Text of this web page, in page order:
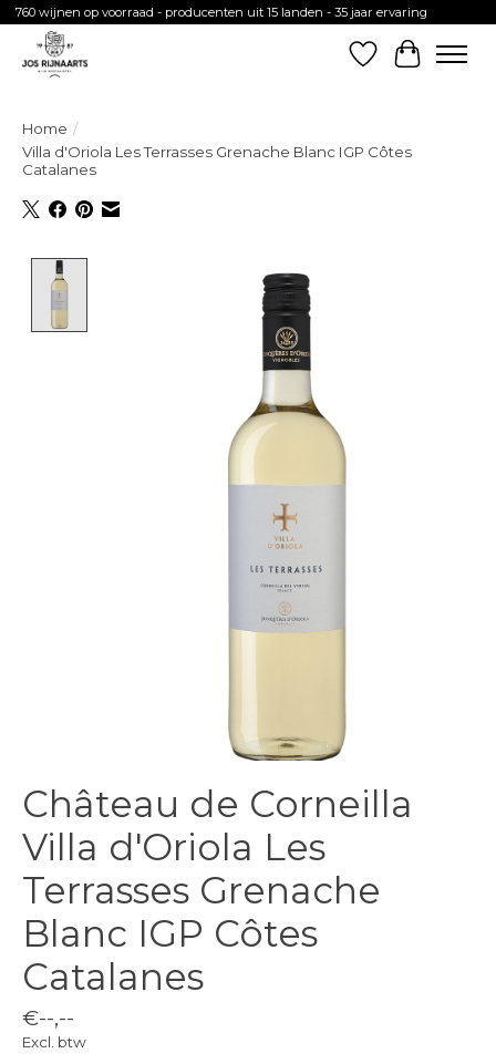
760 wijnen op voorraad - producenten uit 15 landen - 35 jaar ervaring
Verlanglijst
Home /
Villa d'Oriola Les Terrasses Grenache Blanc IGP Côtes
Catalanes
Product image slideshow Items
Château de Corneilla
Villa d'Oriola Les
Terrasses Grenache
Blanc IGP Côtes
Catalanes
€--,--
Excl. btw